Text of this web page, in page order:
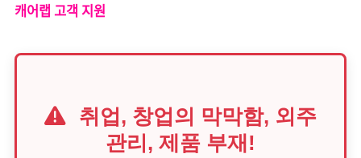
캐어랩 고객 지원
취업, 창업의 막막함, 외주
관리, 제품 부재!